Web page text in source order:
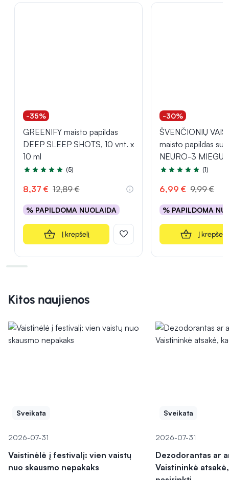
-35%
GREENIFY maisto papildas
DEEP SLEEP SHOTS, 10 vnt. x
10 ml
Įvertinimas 5.0 iš 5
(5)
8,37 € 12,89 €
% PAPILDOMA NUOLAIDA
Į krepšelį
-30%
ŠVENČIONIŲ
maisto papildas su
NEURO-3
Įvertinimas 5.0 iš 5
(1)
6,99 € 9,99 €
% PAPILDOMA
Į krepšelį
Kitos naujienos
Sveikata
2026-07-31
Vaistinėlė į festivalį: vien vaistų
nuo skausmo nepakaks
Sveikata
2026-07-31
Dezodorantas ar
Vaistininkė